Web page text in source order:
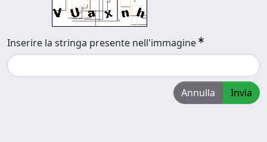
Inserire la stringa presente nell'immagine
Annulla Invia